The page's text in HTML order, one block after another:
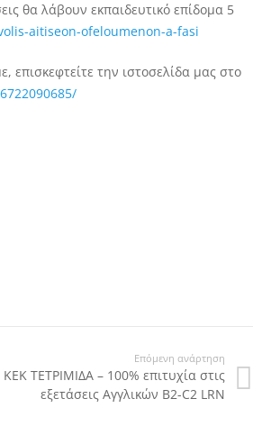
θα λάβουν εκπαιδευτικό επίδομα 5
aitiseon-ofeloumenon-a-fasi
επισκεφτείτε την ιστοσελίδα μας στο
Επόμενη ανάρτηση
ΚΕΚ ΤΕΤΡΙΜΙΔΑ – 100% επιτυχία στις
εξετάσεις Αγγλικών B2-C2 LRN